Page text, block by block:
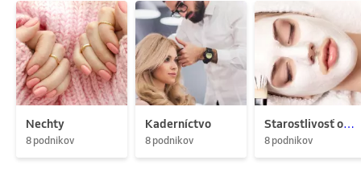
Nechty
8 podnikov
Kaderníctvo
8 podnikov
Starostlivosť o pleť
8 podnikov